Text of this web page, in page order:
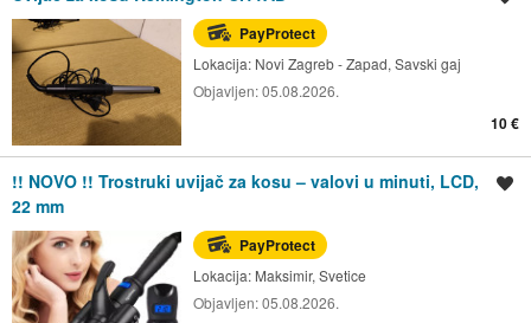
PayProtect
Lokacija: Novi Zagreb - Zapad, Savski gaj
Objavljen:05.08.2026.
10 €
!! NOVO !! Trostruki uvijač za kosu – valovi u minuti, LCD,
22 mm
PayProtect
Lokacija: Maksimir, Svetice
Objavljen:05.08.2026.